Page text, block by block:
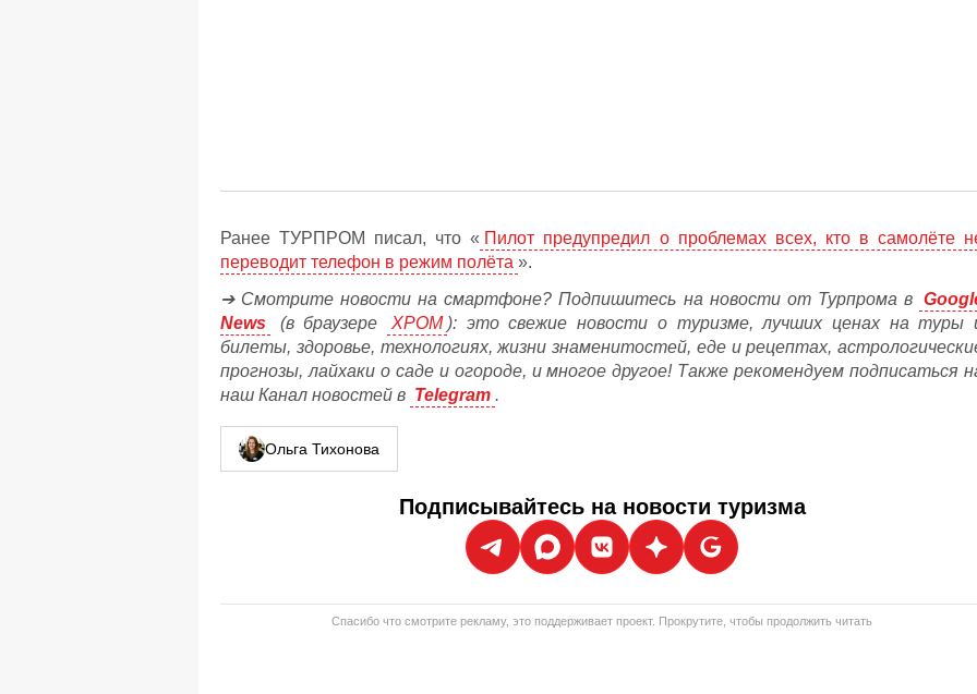
Ранее ТУРПРОМ писал, что « Пилот предупредил о проблемах всех, кто в самолёте
переводит телефон в режим полёта ».
➔ Смотрите новости на смартфоне? Подпишитесь на новости от Турпрома в
News
(в браузере ХРОМ ): это свежие новости о туризме, лучших ценах на туры
билеты, здоровье, технологиях, жизни знаменитостей, еде и рецептах,
прогнозы, лайхаки о саде и огороде, и многое другое! Также рекомендуем подписаться
наш Канал новостей в Telegram .
Ольга Тихонова
Подписывайтесь на новости туризма
Спасибо что смотрите рекламу, это поддерживает проект. Прокрутите, чтобы продолжить читать